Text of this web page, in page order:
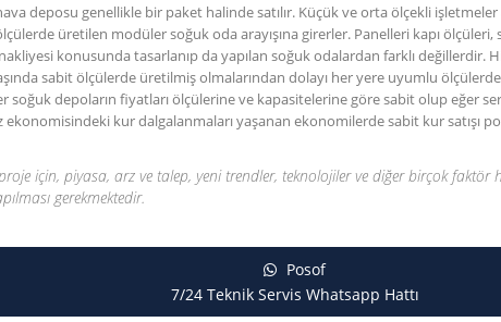
deposu genellikle bir paket halinde satılır. Küçük ve orta ölçekli
üretilen modüler soğuk oda arayışına girerler. Panelleri kapı
konusunda tasarlanıp da yapılan soğuk odalardan farklı değillerdir.
sabit ölçülerde üretilmiş olmalarından dolayı her yere uyumlu
soğuk depoların fiyatları ölçülerine ve kapasitelerine göre sabit olup eğer
ekonomisindeki kur dalgalanmaları yaşanan ekonomilerde sabit kur satışı
için, piyasa, arz ve talep, yeni trendler, teknolojiler ve diğer birçok faktör
gerekmektedir.
Posof
7/24 Teknik Servis Whatsapp Hattı